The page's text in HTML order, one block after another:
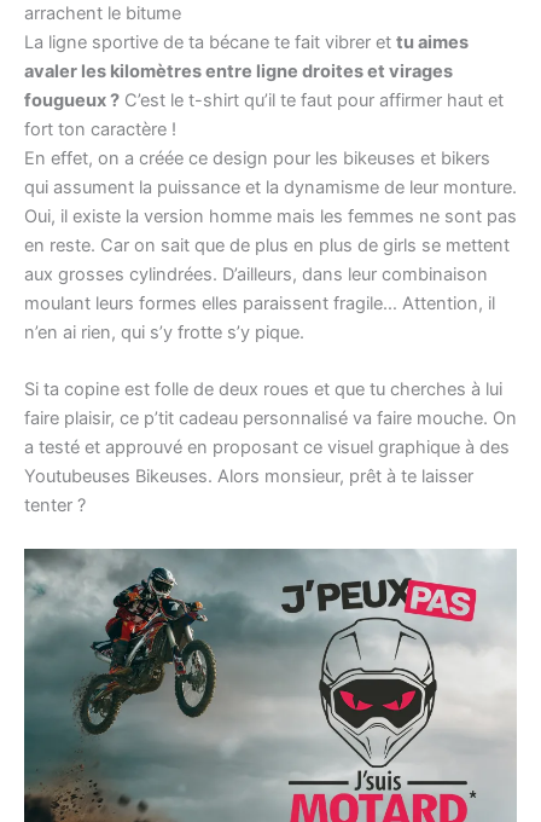
arrachent le bitume
La ligne sportive de ta bécane te fait vibrer et tu aimes
avaler les kilomètres entre ligne droites et virages
fougueux ? C’est le t-shirt qu’il te faut pour affirmer haut et
fort ton caractère !
En effet, on a créée ce design pour les bikeuses et bikers
qui assument la puissance et la dynamisme de leur monture.
Oui, il existe la version homme mais les femmes ne sont pas
en reste. Car on sait que de plus en plus de girls se mettent
aux grosses cylindrées. D’ailleurs, dans leur combinaison
moulant leurs formes elles paraissent fragile… Attention, il
n’en ai rien, qui s’y frotte s’y pique.
Si ta copine est folle de deux roues et que tu cherches à lui
faire plaisir, ce p’tit cadeau personnalisé va faire mouche. On
a testé et approuvé en proposant ce visuel graphique à des
Youtubeuses Bikeuses. Alors monsieur, prêt à te laisser
tenter ?